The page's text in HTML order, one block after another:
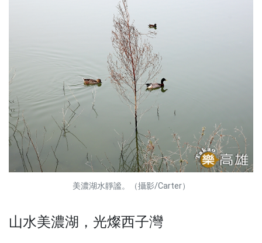
美濃湖水靜謐。（攝影/Carter）
山水美濃湖，光燦西子灣